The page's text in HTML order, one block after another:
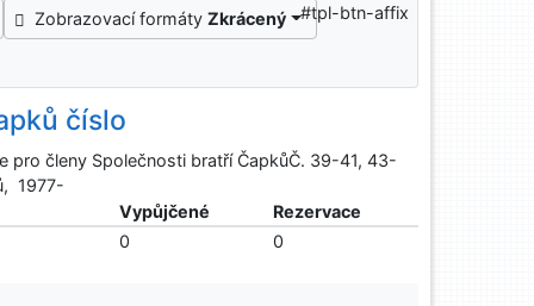
Zobrazovací formátyZkrácený #tpl-btn-affix
číslo
pro členy Společnosti bratří ČapkůČ. 39-41, 43-
1977-
Vypůjčené
Rezervace
0
0